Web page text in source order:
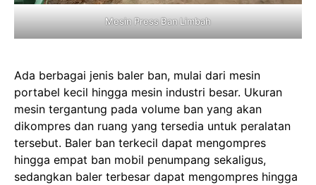
Mesin Press Ban Limbah
Ada berbagai jenis baler ban, mulai dari mesin
portabel kecil hingga mesin industri besar. Ukuran
mesin tergantung pada volume ban yang akan
dikompres dan ruang yang tersedia untuk peralatan
tersebut. Baler ban terkecil dapat mengompres
hingga empat ban mobil penumpang sekaligus,
sedangkan baler terbesar dapat mengompres hingga